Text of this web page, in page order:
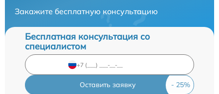
Закажите бесплатную консультацию
Бесплатная консультация со
специалистом
Оставить заявку